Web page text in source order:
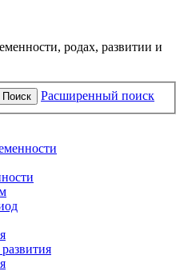
родах, развитии и
Поиск Расширенный поиск